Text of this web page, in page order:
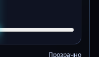
Прозрачно